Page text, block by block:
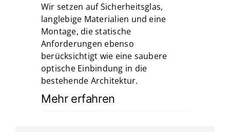
Wir setzen auf Sicherheitsglas,
langlebige Materialien und eine
Montage, die statische
Anforderungen ebenso
berücksichtigt wie eine saubere
optische Einbindung in die
bestehende Architektur.
Mehr erfahren